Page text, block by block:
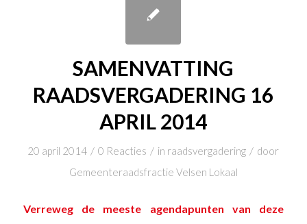
SAMENVATTING
RAADSVERGADERING 16
APRIL 2014
20 april 2014 / 0 Reacties / in raadsvergadering / door
Gemeenteraadsfractie Velsen Lokaal
Verreweg de meeste agendapunten van deze